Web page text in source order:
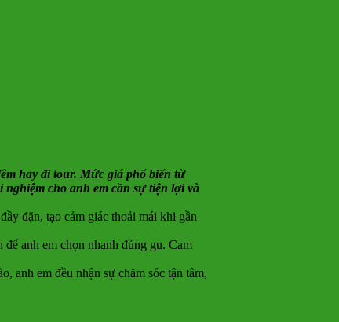
hay đi tour. Mức giá phổ biến từ
cho anh em cần sự tiện lợi và
đặn, tạo cảm giác thoải mái khi gần
anh em chọn nhanh đúng gu. Cam
anh em đều nhận sự chăm sóc tận tâm,